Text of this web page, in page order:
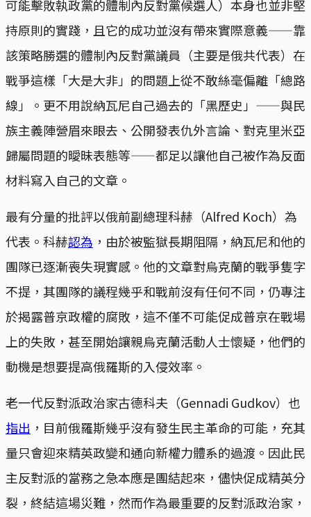
可能擊敗執政黨的體制內反對黨候選人）本身也並非堅
持原則的實踐，且它的成功並沒有帶來實際意義——靠
該策略勝選的體制內反對黨議員（主要是俄共代表）在
戰爭這樣「大是大非」的問題上從不敢絲毫偏離「總路
線」。更不用說納瓦尼自己過去的「黑歷史」——與民
族主義陣營眉來眼去、公開發表仇外言論、對克里米亞
歸屬問題的曖昧表態等——都足以讓他自己被作為反面
材料寫入自己的文章。
最有分量的批評以俄前副總理科赫（Alfred Koch）為
代表。科赫認為 ，由於被監獄長期阻隔，納瓦尼和他的
團隊已逐漸喪失現實感。他的文章對烏克蘭的戰爭隻字
不提，其團隊的議程幾乎和戰前沒有任何不同，仍專注
於揭露普京政權的腐敗，這不僅不可能促成普京在戰場
上的失敗，甚至開始讓親烏克蘭活動人士懷疑，他們的
動機是想要提高俄羅斯的入侵效率。
老一代反對派政治家古德科夫（Gennadi Gudkov）也
指出 ，目前俄羅斯幾乎沒有發生民主革命的可能，充其
量只會迎來精英政變和通向新權力體系的過渡。因此民
主反對派的當務之急本應是團結起來，儘快促成精英分
裂，終結這場災難，然而作為最重要的反對派政治家，